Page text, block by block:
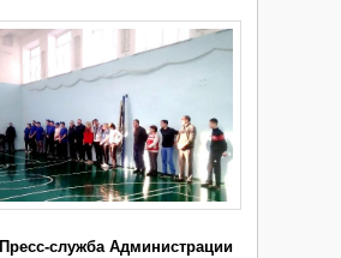
Пресс-служба Администрации